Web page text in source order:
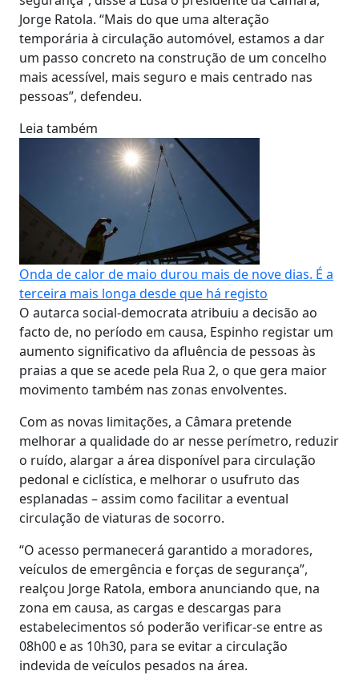
Jorge Ratola. “Mais do que uma alteração
temporária à circulação automóvel, estamos a dar
um passo concreto na construção de um concelho
mais acessível, mais seguro e mais centrado nas
pessoas”, defendeu.
Leia também
Onda de calor de maio durou mais de nove dias. É a
terceira mais longa desde que há registo
O autarca social-democrata atribuiu a decisão ao
facto de, no período em causa, Espinho registar um
aumento significativo da afluência de pessoas às
praias a que se acede pela Rua 2, o que gera maior
movimento também nas zonas envolventes.
Com as novas limitações, a Câmara pretende
melhorar a qualidade do ar nesse perímetro, reduzir
o ruído, alargar a área disponível para circulação
pedonal e ciclística, e melhorar o usufruto das
esplanadas – assim como facilitar a eventual
circulação de viaturas de socorro.
“O acesso permanecerá garantido a moradores,
veículos de emergência e forças de segurança”,
realçou Jorge Ratola, embora anunciando que, na
zona em causa, as cargas e descargas para
estabelecimentos só poderão verificar-se entre as
08h00 e as 10h30, para se evitar a circulação
indevida de veículos pesados na área.